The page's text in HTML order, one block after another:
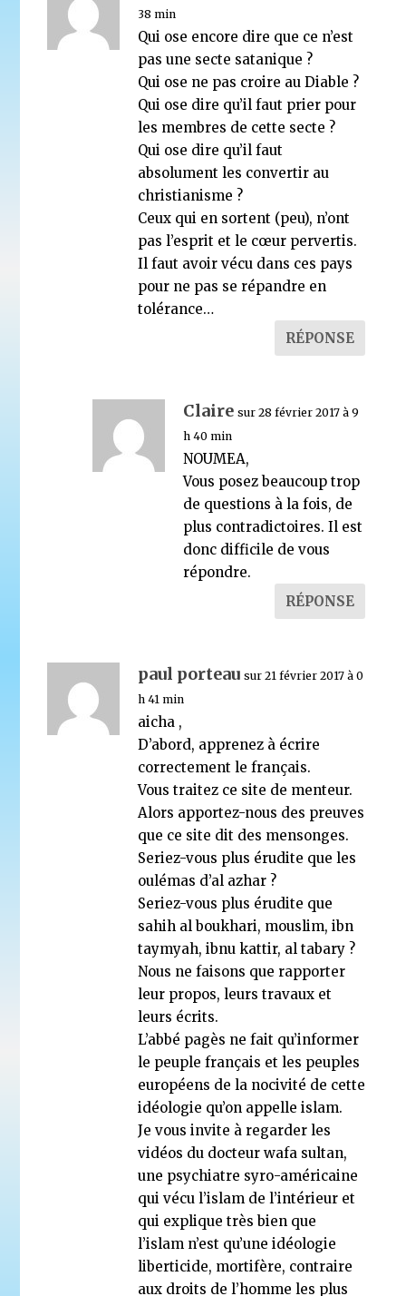
38 min
Qui ose encore dire que ce n’est
pas une secte satanique ?
Qui ose ne pas croire au Diable ?
Qui ose dire qu’il faut prier pour
les membres de cette secte ?
Qui ose dire qu’il faut
absolument les convertir au
christianisme ?
Ceux qui en sortent (peu), n’ont
pas l’esprit et le cœur pervertis.
Il faut avoir vécu dans ces pays
pour ne pas se répandre en
tolérance…
RÉPONSE
Claire sur 28 février 2017 à 9
h 40 min
NOUMEA,
Vous posez beaucoup trop
de questions à la fois, de
plus contradictoires. Il est
donc difficile de vous
répondre.
RÉPONSE
paul porteau sur 21 février 2017 à 0
h 41 min
aicha ,
D’abord, apprenez à écrire
correctement le français.
Vous traitez ce site de menteur.
Alors apportez-nous des preuves
que ce site dit des mensonges.
Seriez-vous plus érudite que les
oulémas d’al azhar ?
Seriez-vous plus érudite que
sahih al boukhari, mouslim, ibn
taymyah, ibnu kattir, al tabary ?
Nous ne faisons que rapporter
leur propos, leurs travaux et
leurs écrits.
L’abbé pagès ne fait qu’informer
le peuple français et les peuples
européens de la nocivité de cette
idéologie qu’on appelle islam.
Je vous invite à regarder les
vidéos du docteur wafa sultan,
une psychiatre syro-américaine
qui vécu l’islam de l’intérieur et
qui explique très bien que
l’islam n’est qu’une idéologie
liberticide, mortifère, contraire
aux droits de l’homme les plus